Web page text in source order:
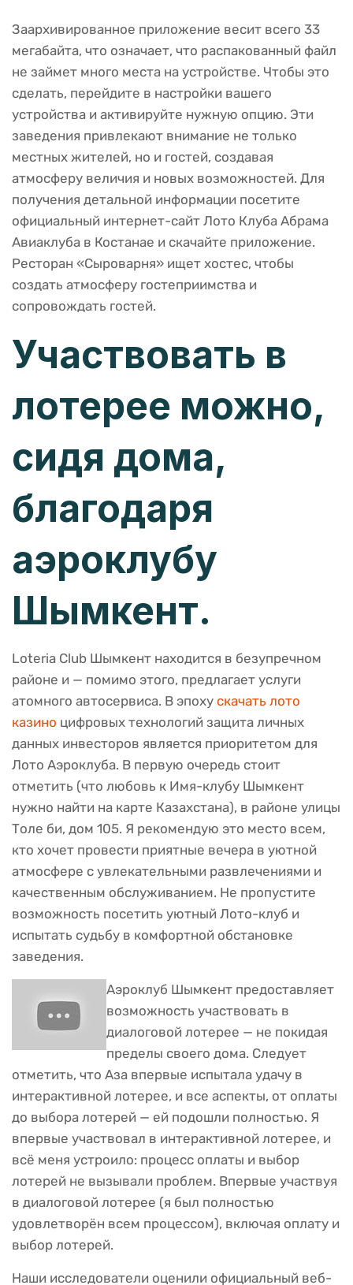
Заархивированное приложение весит всего 33
мегабайта, что означает, что распакованный файл
не займет много места на устройстве. Чтобы это
сделать, перейдите в настройки вашего
устройства и активируйте нужную опцию. Эти
заведения привлекают внимание не только
местных жителей, но и гостей, создавая
атмосферу величия и новых возможностей. Для
получения детальной информации посетите
официальный интернет-сайт Лото Клуба Абрама
Авиаклуба в Костанае и скачайте приложение.
Ресторан «Сыроварня» ищет хостес, чтобы
создать атмосферу гостеприимства и
сопровождать гостей.
Участвовать в
лотерее можно,
сидя дома,
благодаря
аэроклубу
Шымкент.
Loteria Club Шымкент находится в безупречном
районе и — помимо этого, предлагает услуги
атомного автосервиса. В эпоху скачать лото
казино цифровых технологий защита личных
данных инвесторов является приоритетом для
Лото Аэроклуба. В первую очередь стоит
отметить (что любовь к Имя-клубу Шымкент
нужно найти на карте Казахстана), в районе улицы
Толе би, дом 105. Я рекомендую это место всем,
кто хочет провести приятные вечера в уютной
атмосфере с увлекательными развлечениями и
качественным обслуживанием. Не пропустите
возможность посетить уютный Лото-клуб и
испытать судьбу в комфортной обстановке
заведения.
Аэроклуб Шымкент предоставляет
возможность участвовать в
диалоговой лотерее — не покидая
пределы своего дома. Следует
отметить, что Аза впервые испытала удачу в
интерактивной лотерее, и все аспекты, от оплаты
до выбора лотерей — ей подошли полностью. Я
впервые участвовал в интерактивной лотерее, и
всё меня устроило: процесс оплаты и выбор
лотерей не вызывали проблем. Впервые участвуя
в диалоговой лотерее (я был полностью
удовлетворён всем процессом), включая оплату и
выбор лотерей.
Наши исследователи оценили официальный веб-